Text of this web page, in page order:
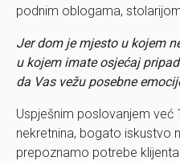
podnim oblogama,
Jer dom je mjesto u kojem
u kojem imate osjećaj
da Vas vežu posebne
Uspješnim poslovanjem već
nekretnina, bogato iskustvo
prepoznamo potrebe